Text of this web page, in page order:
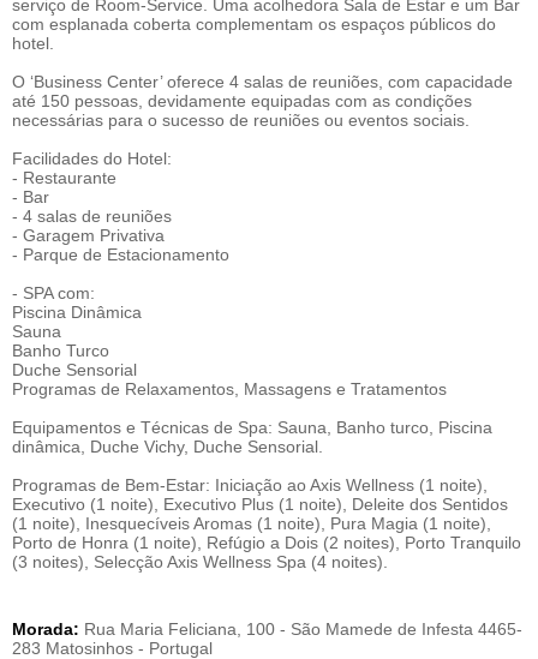
serviço de Room-Service. Uma acolhedora Sala de Estar e um Bar
com esplanada coberta complementam os espaços públicos do
hotel.
O ‘Business Center’ oferece 4 salas de reuniões, com capacidade
até 150 pessoas, devidamente equipadas com as condições
necessárias para o sucesso de reuniões ou eventos sociais.
Facilidades do Hotel:
- Restaurante
- Bar
- 4 salas de reuniões
- Garagem Privativa
- Parque de Estacionamento
- SPA com:
Piscina Dinâmica
Sauna
Banho Turco
Duche Sensorial
Programas de Relaxamentos, Massagens e Tratamentos
Equipamentos e Técnicas de Spa: Sauna, Banho turco, Piscina
dinâmica, Duche Vichy, Duche Sensorial.
Programas de Bem-Estar: Iniciação ao Axis Wellness (1 noite),
Executivo (1 noite), Executivo Plus (1 noite), Deleite dos Sentidos
(1 noite), Inesquecíveis Aromas (1 noite), Pura Magia (1 noite),
Porto de Honra (1 noite), Refúgio a Dois (2 noites), Porto Tranquilo
(3 noites), Selecção Axis Wellness Spa (4 noites).
Morada: Rua Maria Feliciana, 100 - São Mamede de Infesta 4465-
283 Matosinhos - Portugal